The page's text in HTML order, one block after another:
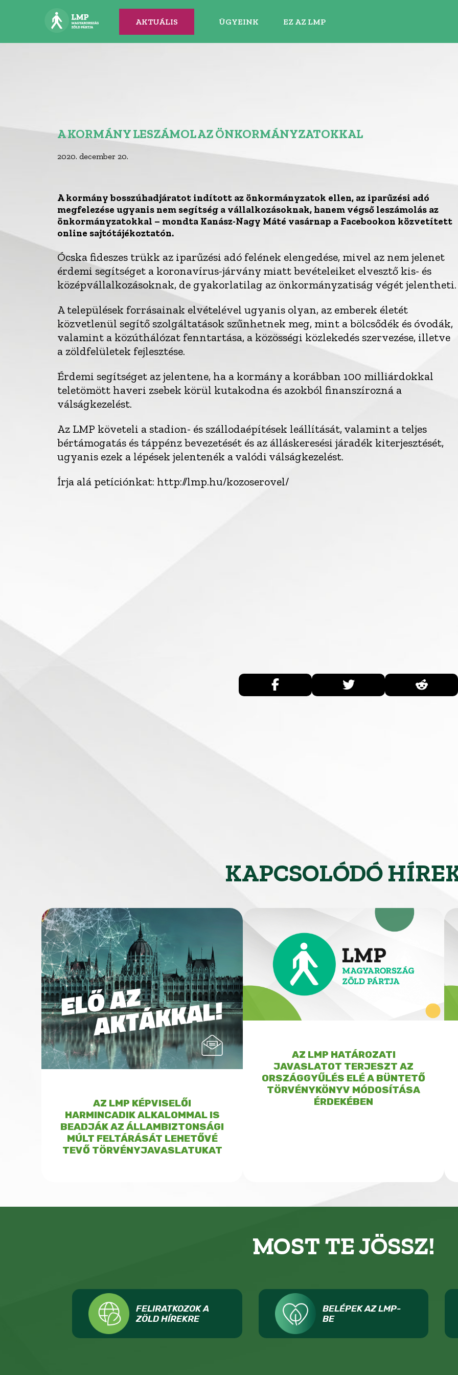
AKTUÁLIS ÜGYEINK EZ AZ LMP
A KORMÁNY LESZÁMOL AZ ÖNKORMÁNYZATOKKAL
2020. december 20.
A kormány bosszúhadjáratot indított az önkormányzatok ellen, az iparűzési adó
megfelezése ugyanis nem segítség a vállalkozásoknak, hanem végső leszámolás az
önkormányzatokkal – mondta Kanász-Nagy Máté vasárnap a Facebookon közvetített
online sajtótájékoztatón.
Ócska fideszes trükk az iparűzési adó felének elengedése, mivel az nem jelenet
érdemi segítséget a koronavírus-járvány miatt bevételeiket elvesztő kis- és
középvállalkozásoknak, de gyakorlatilag az önkormányzatiság végét jelentheti.
A települések forrásainak elvételével ugyanis olyan, az emberek életét
közvetlenül segítő szolgáltatások szűnhetnek meg, mint a bölcsődék és óvodák,
valamint a közúthálózat fenntartása, a közösségi közlekedés szervezése, illetve
a zöldfelületek fejlesztése.
Érdemi segítséget az jelentene, ha a kormány a korábban 100 milliárdokkal
teletömött haveri zsebek körül kutakodna és azokból finanszírozná a
válságkezelést.
Az LMP követeli a stadion- és szállodaépítések leállítását, valamint a teljes
bértámogatás és táppénz bevezetését és az álláskeresési járadék kiterjesztését,
ugyanis ezek a lépések jelentenék a valódi válságkezelést.
Írja alá petíciónkat: http://lmp.hu/kozoserovel/
KAPCSOLÓDÓ
AZ LMP KÉPVISELŐI
HARMINCADIK ALKALOMMAL IS
BEADJÁK AZ ÁLLAMBIZTONSÁGI
MÚLT FELTÁRÁSÁT LEHETŐVÉ
TEVŐ TÖRVÉNYJAVASLATUKAT
AZ LMP HATÁROZATI
JAVASLATOT TERJESZT AZ
ORSZÁGGYŰLÉS ELÉ A BÜNTETŐ
TÖRVÉNYKÖNYV MÓDOSÍTÁSA
ÉRDEKÉBEN
MOST TE JÖSSZ!
FELIRATKOZOK A
ZÖLD HÍREKRE
BELÉPEK AZ LMP-
BE